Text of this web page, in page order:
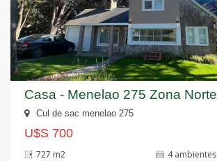
Casa - Menelao 275 Zona Norte
Cul de sac menelao 275
U$S 700
727 m2
4 ambientes